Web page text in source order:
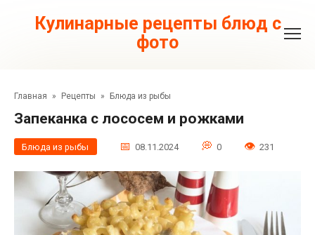
контентуКулинарные рецепты блюд с
фото
Главная » Рецепты » Блюда из рыбы
Запеканка с лососем и рожками
Блюда из рыбы 08.11.2024 0 231